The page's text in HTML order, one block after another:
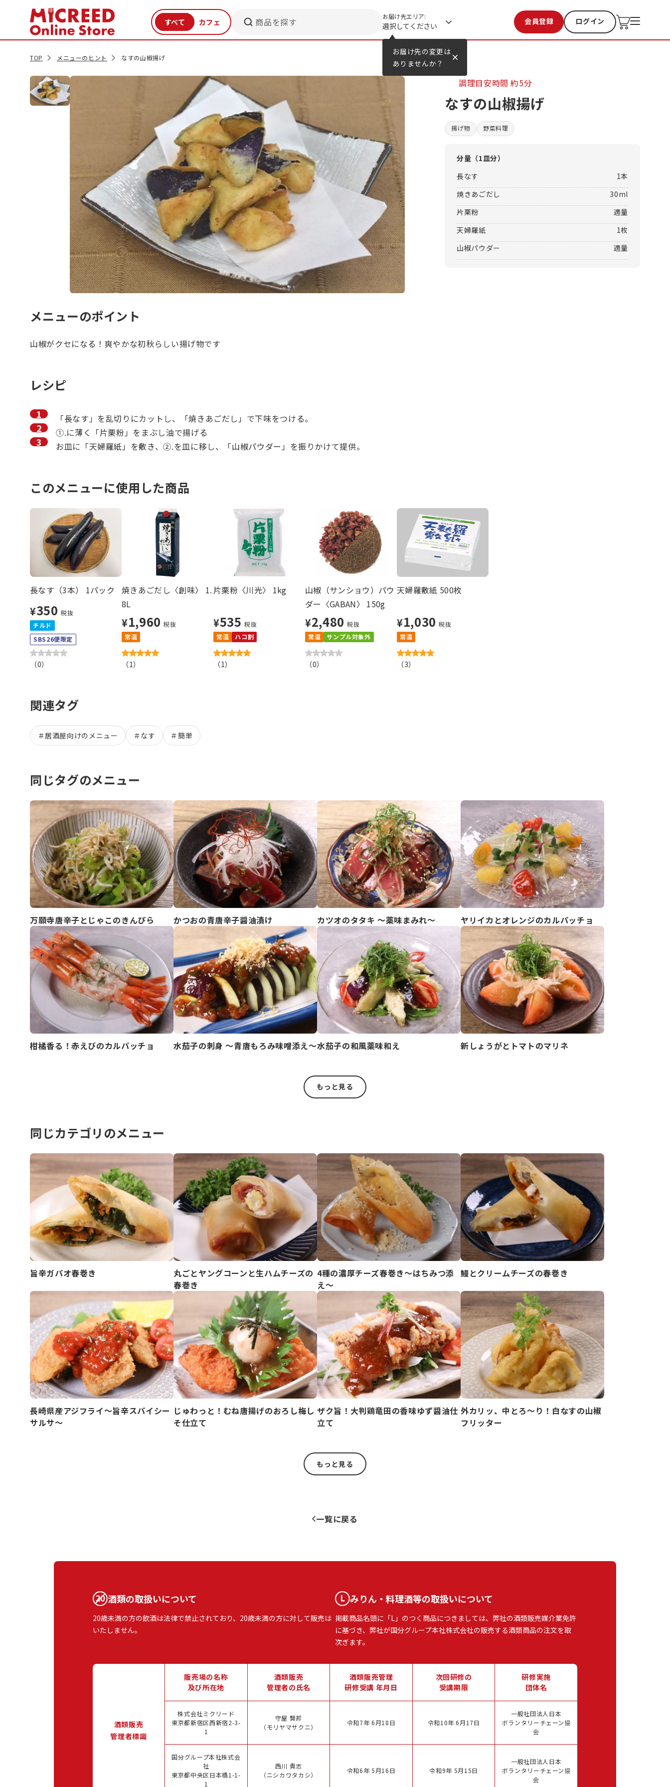
お届け先の変更は
ありませんか？
商品を探す お届け先エリア:
選択してください 会員登録 ログイン
お気に入り 過去購入
TOP メニューのヒント なすの山椒揚げ
調理目安時間約5分
なすの山椒揚げ
揚げ物 野菜料理
分量（1皿分）
長なす
1本
焼きあごだし
30ml
片栗粉
適量
天婦羅紙
1枚
山椒パウダー
適量
メニューのポイント
山椒がクセになる！爽やかな初秋らしい揚げ物です
レシピ
「長なす」を乱切りにカットし、「焼きあごだし」で下味をつける。
①.に薄く「片栗粉」をまぶし油で揚げる
お皿に「天婦羅紙」を敷き、➁.を皿に移し、「山椒パウダー」を振りかけて提供。
このメニューに使用した商品
長なす（3本） 1パック
¥350 税抜
チルド
SBS26便限定
（0）
焼きあごだし〈創味〉 1.
8L
¥1,960 税抜
常温
（1）
片栗粉〈川光〉 1kg
¥535 税抜
常温
ハコ割
（1）
山椒（サンショウ）パウ
ダー〈GABAN〉 150g
¥2,480 税抜
常温
サンプル対象外
（0）
天婦羅敷紙 500枚
¥1,030 税抜
常温
（3）
関連タグ
＃居酒屋向けのメニュー ＃なす ＃簡単
同じタグのメニュー
万願寺唐辛子とじゃこのきんぴら かつおの青唐辛子醤油漬け カツオのタタキ ～薬味まみれ～ ヤリイカとオレンジのカルパッチョ
柑橘香る！赤えびのカルパッチョ 水茄子の刺身 ～青唐もろみ味噌添え～水茄子の和風薬味和え 新しょうがとトマトのマリネ
もっと見る
同じカテゴリのメニュー
旨辛ガパオ春巻き
丸ごとヤングコーンと生ハムチーズの
春巻き
4種の濃厚チーズ春巻き～はちみつ添
え～
鰻とクリームチーズの春巻き
長崎県産アジフライ～旨辛スパイシー
サルサ～
じゅわっと！むね唐揚げのおろし梅し
そ仕立て
ザク旨！大判鶏竜田の香味ゆず醤油仕
立て
外カリッ、中とろ～り！白なすの山椒
フリッター
もっと見る
一覧に戻る
酒類の取扱いについて
20歳未満の方の飲酒は法律で禁止されており、20歳未満の方に対して販売は
いたしません。
みりん・料理酒等の取扱いについて
掲載商品名頭に「L」のつく商品につきましては、弊社の酒類販売媒介業免許
に基づき、弊社が国分グループ本社株式会社の販売する酒類商品の注文を取
次ぎます。
酒類販売
管理者標識
販売場の名称
及び所在地
酒類販売
管理者の氏名
酒類販売管理
研修受講 年月日
次回研修の
受講期限
研修実施
団体名
株式会社ミクリード
東京都新宿区西新宿2-3-
1
守屋 賢邦
（モリヤマサクニ）
令和7年 6月18日 令和10年 6月17日
一般社団法人日本
ボランタリーチェーン協
会
国分グループ本社株式会
社
東京都中央区日本橋1-1-
1
西川 貴志
（ニシカワタカシ）
令和6年 5月16日 令和9年 5月15日
一般社団法人日本
ボランタリーチェーン協
会